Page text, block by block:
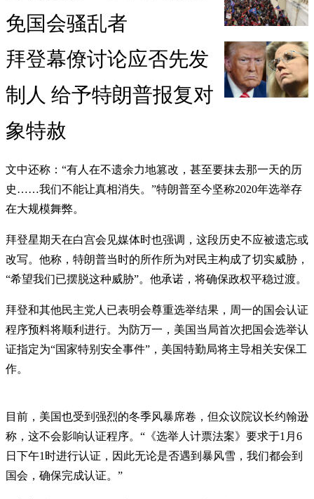
免国会骚乱者
拜登幕僚讨论应否先发
制人 给予特朗普报复对
象特赦
文中还称：“有人在不遗余力地篡改，甚至要抹去那一天的历
史……我们不能让真相消失。”特朗普至今坚称2020年选举存
在大规模舞弊。
拜登星期天在白宫会见媒体时也强调，这段历史不应被遗忘或
改写。他称，特朗普当时的所作所为对民主构成了切实威胁，
“希望我们已摆脱这种威胁”。他承诺，将确保政权平稳过渡。
拜登和其他民主党人已表明会尊重选举结果，周一的国会认证
程序预料将顺利进行。为防万一，美国当局首次把国会选举认
证指定为“国家特别安全事件”，美国特勤局将主导相关安保工
作。
目前，美国也受到强烈的冬季风暴席卷，但众议院议长约翰逊
称，这不会影响认证程序。“《选举人计票法案》要求于1月6
日下午1时进行认证，因此无论是否遇到暴风雪，我们都会到
国会，确保完成认证。”